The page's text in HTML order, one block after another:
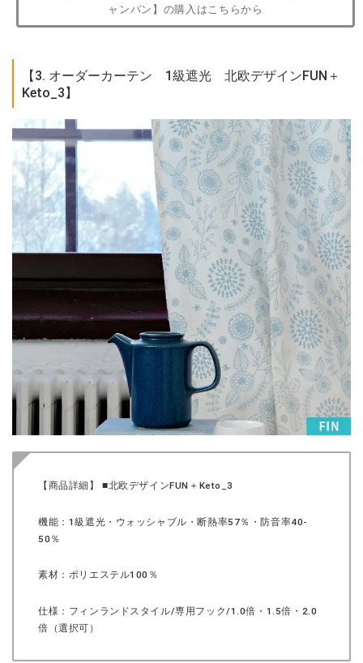
ャンパン】の購入はこちらから
【3. オーダーカーテン 1級遮光 北欧デザインFUN＋
Keto_3】
【商品詳細】 ■北欧デザインFUN＋Keto_3
機能：1級遮光・ウォッシャブル・断熱率57％・防音率40-
50％
素材：ポリエステル100％
仕様：フィンランドスタイル/専用フック/1.0倍・1.5倍・2.0
倍（選択可）